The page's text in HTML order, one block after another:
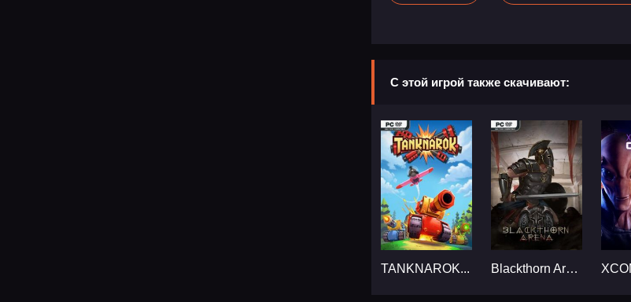
С этой игрой также скачивают:
TANKNAROK... Blackthorn Arena...